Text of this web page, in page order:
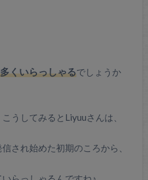
くいらっしゃるでしょうか
うしてみるとLiyuuさんは、
され始めた初期のころから、